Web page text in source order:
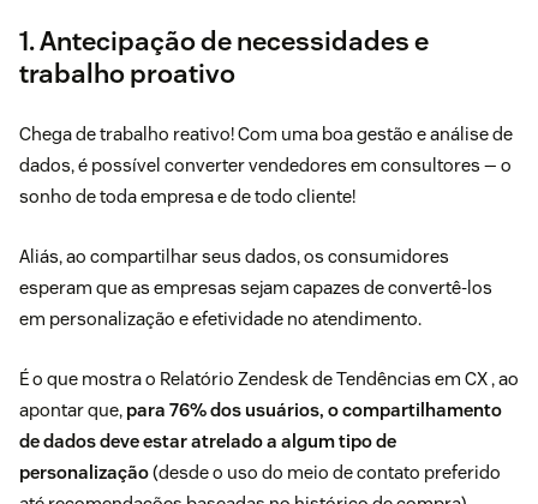
1. Antecipação de necessidades e
trabalho proativo
Chega de trabalho reativo! Com uma boa gestão e análise de
dados, é possível converter vendedores em consultores — o
sonho de toda empresa e de todo cliente!
Aliás, ao compartilhar seus dados, os consumidores
esperam que as empresas sejam capazes de convertê-los
em personalização e efetividade no atendimento.
É o que mostra o Relatório Zendesk de Tendências em CX, ao
apontar que, para 76% dos usuários, o compartilhamento
de dados deve estar atrelado a algum tipo de
personalização(desde o uso do meio de contato preferido